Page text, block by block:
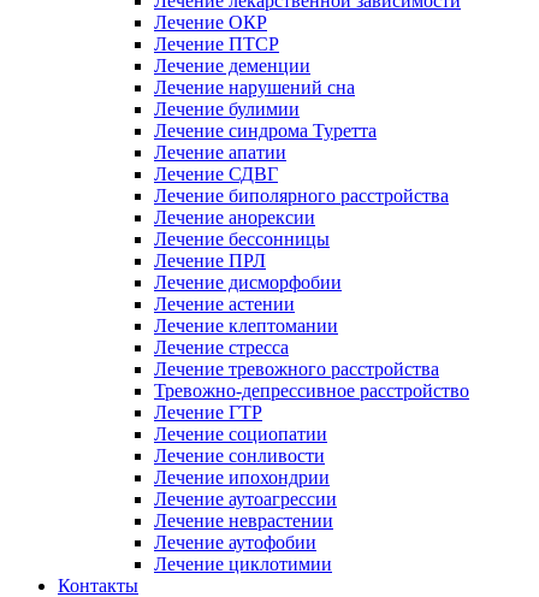
Лечение ОКР
Лечение ПТСР
Лечение деменции
Лечение нарушений сна
Лечение булимии
Лечение синдрома Туретта
Лечение апатии
Лечение СДВГ
Лечение биполярного расстройства
Лечение анорексии
Лечение бессонницы
Лечение ПРЛ
Лечение дисморфобии
Лечение астении
Лечение клептомании
Лечение стресса
Лечение тревожного расстройства
Тревожно-депрессивное расстройство
Лечение ГТР
Лечение социопатии
Лечение сонливости
Лечение ипохондрии
Лечение аутоагрессии
Лечение неврастении
Лечение аутофобии
Лечение циклотимии
Контакты